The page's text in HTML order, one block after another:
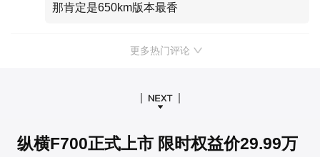
那肯定是650km版本最香
更多热门评论
纵横F700正式上市 限时权益价29.99万